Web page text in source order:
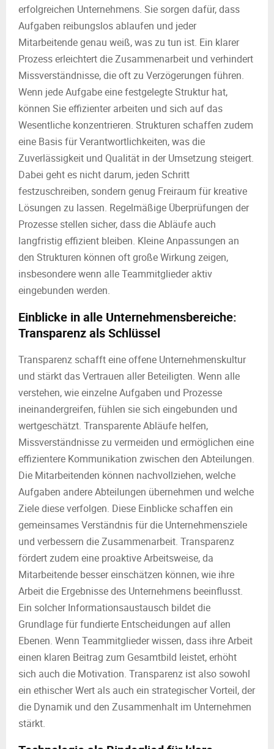
erfolgreichen Unternehmens. Sie sorgen dafür, dass
Aufgaben reibungslos ablaufen und jeder
Mitarbeitende genau weiß, was zu tun ist. Ein klarer
Prozess erleichtert die Zusammenarbeit und verhindert
Missverständnisse, die oft zu Verzögerungen führen.
Wenn jede Aufgabe eine festgelegte Struktur hat,
können Sie effizienter arbeiten und sich auf das
Wesentliche konzentrieren. Strukturen schaffen zudem
eine Basis für Verantwortlichkeiten, was die
Zuverlässigkeit und Qualität in der Umsetzung steigert.
Dabei geht es nicht darum, jeden Schritt
festzuschreiben, sondern genug Freiraum für kreative
Lösungen zu lassen. Regelmäßige Überprüfungen der
Prozesse stellen sicher, dass die Abläufe auch
langfristig effizient bleiben. Kleine Anpassungen an
den Strukturen können oft große Wirkung zeigen,
insbesondere wenn alle Teammitglieder aktiv
eingebunden werden.
Einblicke in alle Unternehmensbereiche:
Transparenz als Schlüssel
Transparenz schafft eine offene Unternehmenskultur
und stärkt das Vertrauen aller Beteiligten. Wenn alle
verstehen, wie einzelne Aufgaben und Prozesse
ineinandergreifen, fühlen sie sich eingebunden und
wertgeschätzt. Transparente Abläufe helfen,
Missverständnisse zu vermeiden und ermöglichen eine
effizientere Kommunikation zwischen den Abteilungen.
Die Mitarbeitenden können nachvollziehen, welche
Aufgaben andere Abteilungen übernehmen und welche
Ziele diese verfolgen. Diese Einblicke schaffen ein
gemeinsames Verständnis für die Unternehmensziele
und verbessern die Zusammenarbeit. Transparenz
fördert zudem eine proaktive Arbeitsweise, da
Mitarbeitende besser einschätzen können, wie ihre
Arbeit die Ergebnisse des Unternehmens beeinflusst.
Ein solcher Informationsaustausch bildet die
Grundlage für fundierte Entscheidungen auf allen
Ebenen. Wenn Teammitglieder wissen, dass ihre Arbeit
einen klaren Beitrag zum Gesamtbild leistet, erhöht
sich auch die Motivation. Transparenz ist also sowohl
ein ethischer Wert als auch ein strategischer Vorteil, der
die Dynamik und den Zusammenhalt im Unternehmen
stärkt.